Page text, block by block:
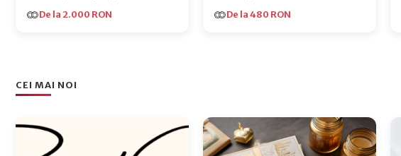
De la 2.000 RON De la 480 RON
CEI MAI NOI